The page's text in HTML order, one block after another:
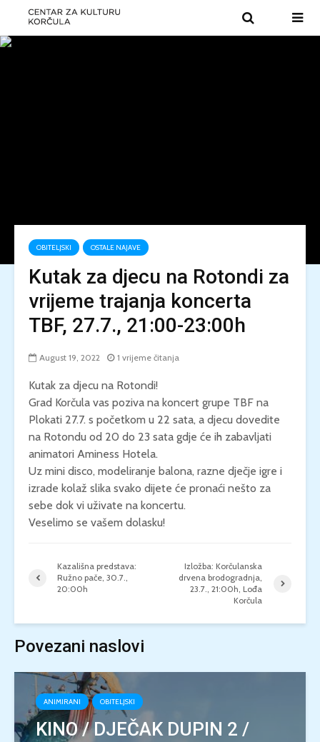
OBITELJSKI OSTALE NAJAVE
Kutak za djecu na Rotondi za
vrijeme trajanja koncerta
TBF, 27.7., 21:00-23:00h
August 19, 2022 1 vrijeme čitanja
Kutak za djecu na Rotondi!
Grad Korčula vas poziva na koncert grupe TBF na
Plokati 27.7. s početkom u 22 sata, a djecu dovedite
na Rotondu od 20 do 23 sata gdje će ih zabavljati
animatori Aminess Hotela.
Uz mini disco, modeliranje balona, razne dječje igre i
izrade kolaž slika svako dijete će pronaći nešto za
sebe dok vi uživate na koncertu.
Veselimo se vašem dolasku!
Kazališna predstava:
Ružno pače, 30.7.,
20:00h
Izložba: Korčulanska
drvena brodogradnja,
23.7., 21:00h, Lođa
Korčula
Povezani naslovi
ANIMIRANI OBITELJSKI
KINO / DJEČAK DUPIN 2 /